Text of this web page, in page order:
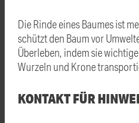
Die Rinde eines Baumes ist
schützt den Baum vor
Überleben, indem sie
Wurzeln und Krone
KONTAKT FÜR